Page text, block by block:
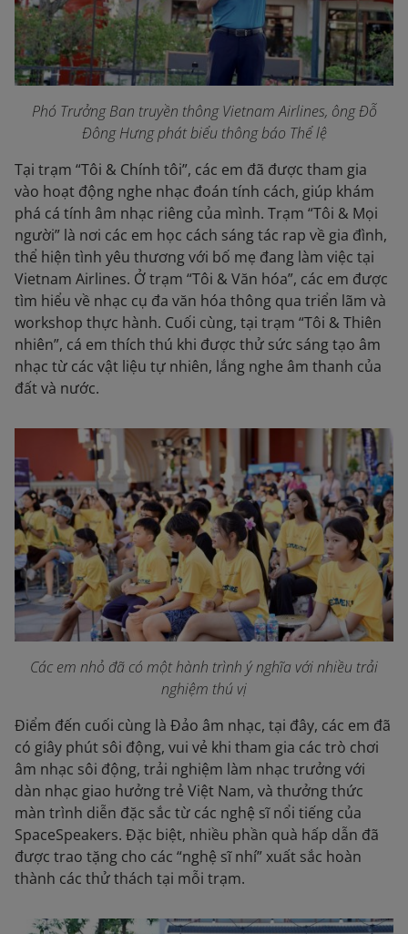
Phó Trưởng Ban truyền thông Vietnam Airlines, ông Đỗ
Đông Hưng phát biểu thông báo Thể lệ
Tại trạm “Tôi & Chính tôi”, các em đã được tham gia
vào hoạt động nghe nhạc đoán tính cách, giúp khám
phá cá tính âm nhạc riêng của mình. Trạm “Tôi & Mọi
người” là nơi các em học cách sáng tác rap về gia đình,
thể hiện tình yêu thương với bố mẹ đang làm việc tại
Vietnam Airlines. Ở trạm “Tôi & Văn hóa”, các em được
tìm hiểu về nhạc cụ đa văn hóa thông qua triển lãm và
workshop thực hành. Cuối cùng, tại trạm “Tôi & Thiên
nhiên”, cá em thích thú khi được thử sức sáng tạo âm
nhạc từ các vật liệu tự nhiên, lắng nghe âm thanh của
đất và nước.
Các em nhỏ đã có một hành trình ý nghĩa với nhiều trải
nghiệm thú vị
Điểm đến cuối cùng là Đảo âm nhạc, tại đây, các em đã
có giây phút sôi động, vui vẻ khi tham gia các trò chơi
âm nhạc sôi động, trải nghiệm làm nhạc trưởng với
dàn nhạc giao hưởng trẻ Việt Nam, và thưởng thức
màn trình diễn đặc sắc từ các nghệ sĩ nổi tiếng của
SpaceSpeakers. Đặc biệt, nhiều phần quà hấp dẫn đã
được trao tặng cho các “nghệ sĩ nhí” xuất sắc hoàn
thành các thử thách tại mỗi trạm.